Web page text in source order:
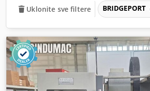
Uklonite sve filtere BRIDGEPORT